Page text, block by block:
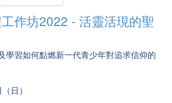
作坊2022 - 活靈活現的聖
學習如何點燃新一代青少年對追求信仰的
日）